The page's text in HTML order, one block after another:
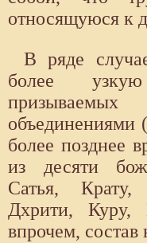
относящуюся к
В ряде
более
объединениями
более позднее
из десяти
Сатья,
Дхрити, Куру,
впрочем, состав